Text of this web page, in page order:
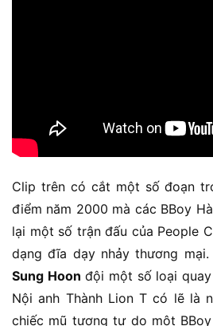
Clip trên có cắt một số đoạn
điểm năm 2000 mà các BBoy
lại một số trận đấu của People
dạng đĩa dạy nhảy thương
Sung Hoon đội một số loại
Nội anh Thành Lion T có lẽ là
chiếc mũ tương tự do một